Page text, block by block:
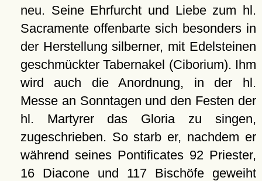
neu. Seine Ehrfurcht und Liebe zum hl.
Sacramente offenbarte sich besonders in
der Herstellung silberner, mit Edelsteinen
geschmückter Tabernakel (Ciborium). Ihm
wird auch die Anordnung, in der hl.
Messe an Sonntagen und den Festen der
hl. Martyrer das Gloria zu singen,
zugeschrieben. So starb er, nachdem er
während seines Pontificates 92 Priester,
16 Diacone und 117 Bischöfe geweiht